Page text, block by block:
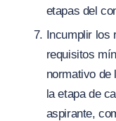
etapas del
Incumplir los
requisitos
normativo de
la etapa de
aspirante,